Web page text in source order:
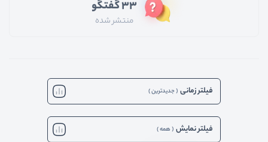
33 گفتگو
منتشر شده
فیلتر زمانی (جدیدترین)
فیلتر نمایش (همه)